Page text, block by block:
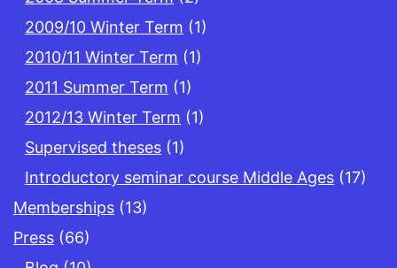
2009/10 Winter Term (1)
2010/11 Winter Term (1)
2011 Summer Term (1)
2012/13 Winter Term (1)
Supervised theses (1)
Introductory seminar course Middle Ages (17)
Memberships (13)
Press (66)